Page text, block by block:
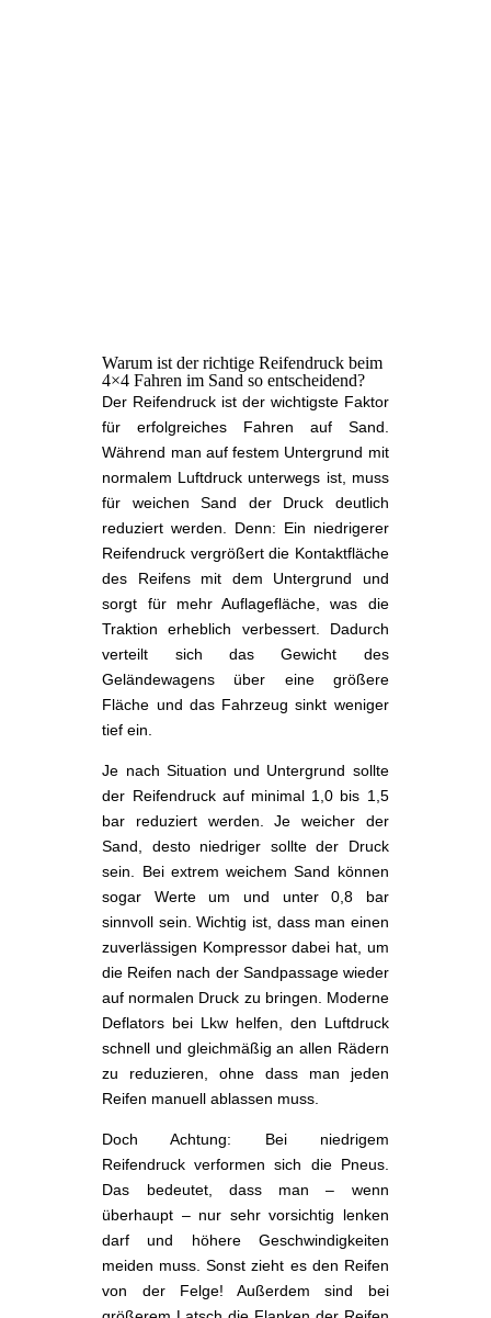
Warum ist der richtige Reifendruck beim
4×4 Fahren im Sand so entscheidend?
Der Reifendruck ist der wichtigste Faktor
für erfolgreiches Fahren auf Sand.
Während man auf festem Untergrund mit
normalem Luftdruck unterwegs ist, muss
für weichen Sand der Druck deutlich
reduziert werden. Denn: Ein niedrigerer
Reifendruck vergrößert die Kontaktfläche
des Reifens mit dem Untergrund und
sorgt für mehr Auflagefläche, was die
Traktion erheblich verbessert. Dadurch
verteilt sich das Gewicht des
Geländewagens über eine größere
Fläche und das Fahrzeug sinkt weniger
tief ein.
Je nach Situation und Untergrund sollte
der Reifendruck auf minimal 1,0 bis 1,5
bar reduziert werden. Je weicher der
Sand, desto niedriger sollte der Druck
sein. Bei extrem weichem Sand können
sogar Werte um und unter 0,8 bar
sinnvoll sein. Wichtig ist, dass man einen
zuverlässigen Kompressor dabei hat, um
die Reifen nach der Sandpassage wieder
auf normalen Druck zu bringen. Moderne
Deflators bei Lkw helfen, den Luftdruck
schnell und gleichmäßig an allen Rädern
zu reduzieren, ohne dass man jeden
Reifen manuell ablassen muss.
Doch Achtung: Bei niedrigem
Reifendruck verformen sich die Pneus.
Das bedeutet, dass man – wenn
überhaupt – nur sehr vorsichtig lenken
darf und höhere Geschwindigkeiten
meiden muss. Sonst zieht es den Reifen
von der Felge! Außerdem sind bei